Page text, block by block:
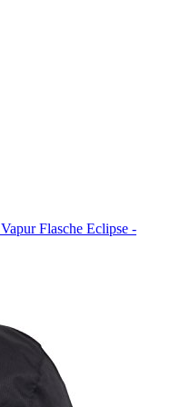
Vapur Flasche Eclipse -